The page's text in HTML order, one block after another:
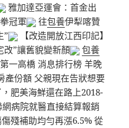
雅加達亞運會：首金出
冠軍
往包養伊犁喀贊
”
【改造開放江西印記】
改”讓舊貌變新顏
包養
一高橋 消息排行榜 羊晚
產份額 父親現在告狀想要
肥美海鮮還在路上2018-
病院就醫直接結算報銷
殘補助均勻再漲6.5% 從